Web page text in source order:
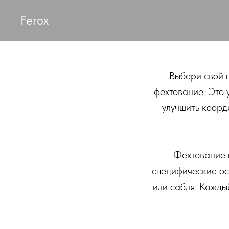
Ferox
Выбери свой
фехтование. Это
улучшить
Фехтование
специфические
или сабля.